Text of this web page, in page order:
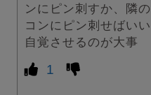
ンにピン刺すか、隣
コンにピン刺せばい
自覚させるのが大事
1